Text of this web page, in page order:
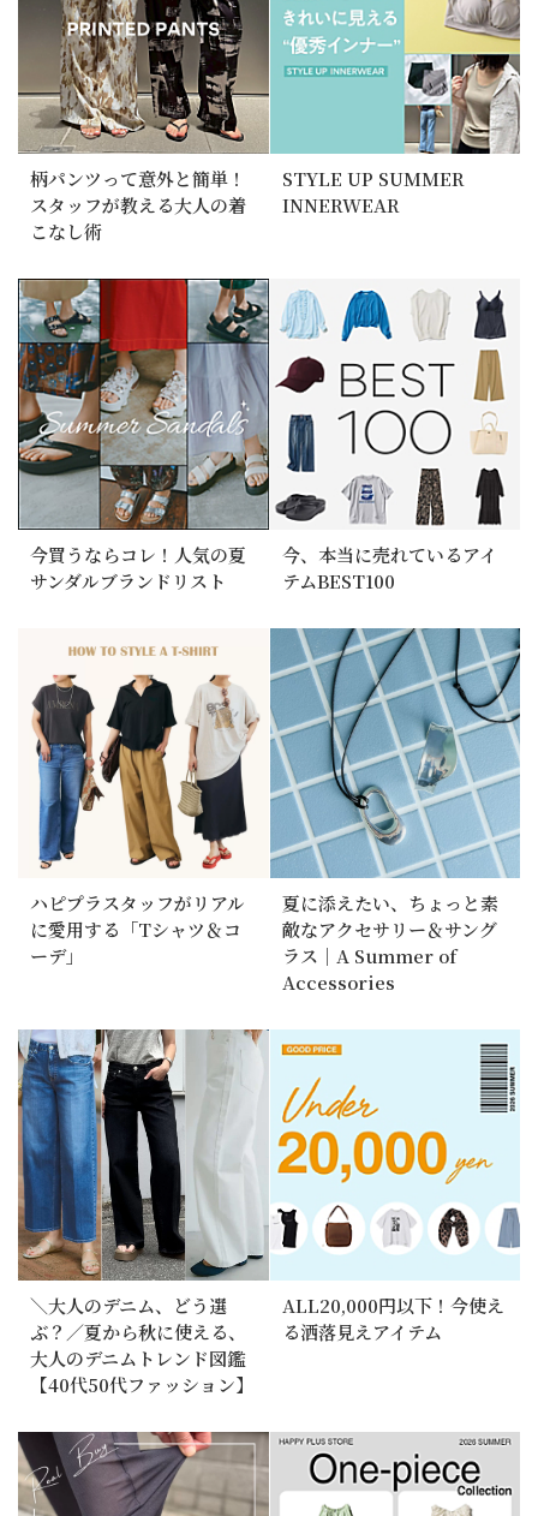
柄パンツって意外と簡単！
スタッフが教える大人の着
こなし術
STYLE UP SUMMER
INNERWEAR
今買うならコレ！人気の夏
サンダルブランドリスト
今、本当に売れているアイ
テムBEST100
ハピプラスタッフがリアル
に愛用する「Tシャツ＆コ
ーデ」
夏に添えたい、ちょっと素
敵なアクセサリー＆サング
ラス｜A Summer of
Accessories
＼大人のデニム、どう選
ぶ？／夏から秋に使える、
大人のデニムトレンド図鑑
【40代50代ファッション】
ALL20,000円以下！今使え
る洒落見えアイテム